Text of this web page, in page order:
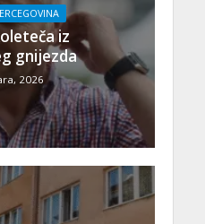
iz
gnijezda
2026